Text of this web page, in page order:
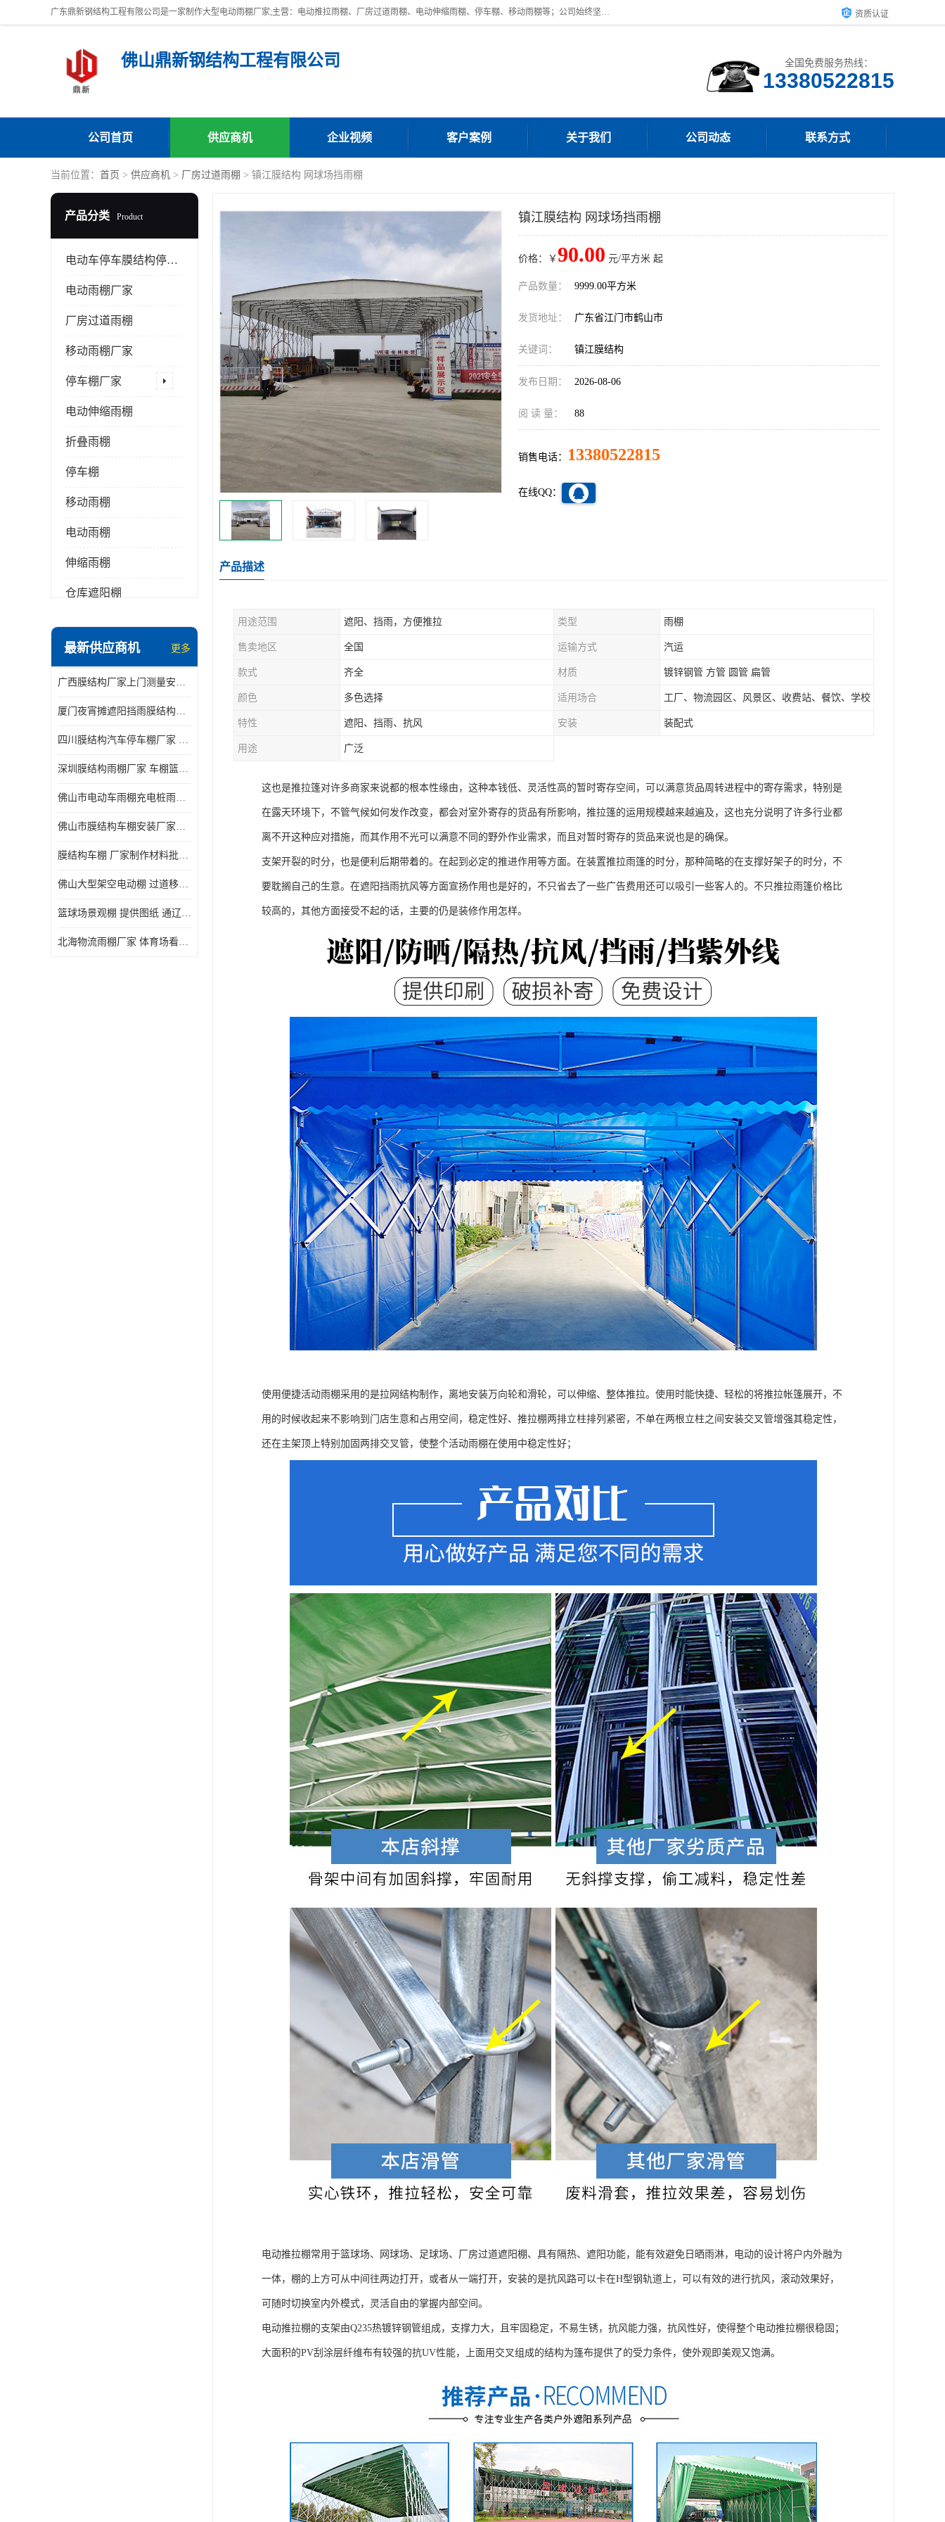
广东鼎新钢结构工程有限公司是一家制作大型电动雨棚厂家;主营：电动推拉雨棚、厂房过道雨棚、电动伸缩雨棚、停车棚、移动雨棚等；公司始终坚持结构创新,品质优越,美观形象,且售后服务好。公司充分吸纳当今休闲用品的前端技术和风格,为您带来质价相宜,时尚典雅的各种户外用品, 资质认证
佛山鼎新钢结构工程有限公司 全国免费服务热线：
13380522815
公司首页 供应商机 企业视频 客户案例 关于我们 公司动态 联系方式
当前位置： 首页 > 供应商机 > 厂房过道雨棚 > 镇江膜结构 网球场挡雨棚
产品分类 Product
电动车停车膜结构停车棚
电动雨棚厂家
厂房过道雨棚
移动雨棚厂家
停车棚厂家
电动伸缩雨棚
折叠雨棚
停车棚
移动雨棚
电动雨棚
伸缩雨棚
仓库遮阳棚
电动推拉雨棚
膜结构停景观棚
最新供应商机 更多
广西膜结构厂家上门测量安装发货，厂家发货没有差价
厦门夜宵摊遮阳挡雨膜结构雨棚设计 上门测量 款式多
四川膜结构汽车停车棚厂家 款式多 提供报价
深圳膜结构雨棚厂家 车棚篮球场体育看台 规格多样
佛山市电动车雨棚充电桩雨棚小区电动车棚
佛山市膜结构车棚安装厂家发货安装
膜结构车棚 厂家制作材料批发安装一体式工厂
佛山大型架空电动棚 过道移动雨蓬 屋轨道悬空棚免费测量
篮球场景观棚 提供图纸 通辽膜结构厂家
北海物流雨棚厂家 体育场看台雨棚 价格优惠
镇江膜结构 网球场挡雨棚
价格：￥ 90.00 元/平方米 起
产品数量： 9999.00平方米
发货地址： 广东省江门市鹤山市
关键词： 镇江膜结构
发布日期： 2026-08-06
阅 读 量： 88
销售电话： 13380522815
在线QQ：
产品描述
用途范围 遮阳、挡雨，方便推拉 类型 雨棚
售卖地区 全国 运输方式 汽运
款式 齐全 材质 镀锌钢管 方管 圆管 扁管
颜色 多色选择 适用场合 工厂、物流园区、风景区、收费站、餐饮、学校
特性 遮阳、挡雨、抗风 安装 装配式
用途 广泛
这也是推拉篷对许多商家来说都的根本性缘由，这种本钱低、灵活性高的暂时寄存空间，可以满意货品周转进程中的寄存需求，特别是
在露天环境下，不管气候如何发作改变，都会对室外寄存的货品有所影响，推拉篷的运用规模越来越遍及，这也充分说明了许多行业都
离不开这种应对措施，而其作用不光可以满意不同的野外作业需求，而且对暂时寄存的货品来说也是的确保。
支架开裂的时分，也是便利后期带着的。在起到必定的推进作用等方面。在装置推拉雨篷的时分，那种简略的在支撑好架子的时分，不
要耽搁自己的生意。在遮阳挡雨抗风等方面宣扬作用也是好的，不只省去了一些广告费用还可以吸引一些客人的。不只推拉雨篷价格比
较高的，其他方面接受不起的话，主要的仍是装修作用怎样。
使用便捷活动雨棚采用的是拉网结构制作，离地安装万向轮和滑轮，可以伸缩、整体推拉。使用时能快捷、轻松的将推拉帐篷展开，不
用的时候收起来不影响到门店生意和占用空间，稳定性好、推拉棚两排立柱排列紧密，不单在两根立柱之间安装交叉管增强其稳定性，
还在主架顶上特别加固两排交叉管，使整个活动雨棚在使用中稳定性好；
电动推拉棚常用于篮球场、网球场、足球场、厂房过道遮阳棚、具有隔热、遮阳功能，能有效避免日晒雨淋，电动的设计将户内外融为
一体，棚的上方可从中间往两边打开，或者从一端打开，安装的是抗风路可以卡在H型钢轨道上，可以有效的进行抗风，滚动效果好，
可随时切换室内外模式，灵活自由的掌握内部空间。
电动推拉棚的支架由Q235热镀锌钢管组成，支撑力大，且牢固稳定，不易生锈，抗风能力强，抗风性好，使得整个电动推拉棚很稳固；
大面积的PV刮涂层纤维布有较强的抗UV性能，上面用交叉组成的结构为篷布提供了的受力条件，使外观即美观又饱满。